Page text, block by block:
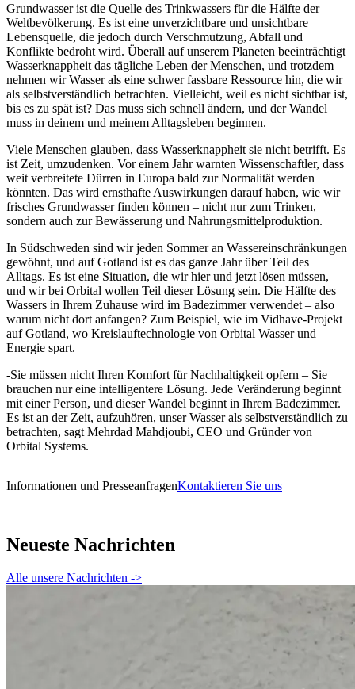
Grundwasser ist die Quelle des Trinkwassers für die Hälfte der
Weltbevölkerung. Es ist eine unverzichtbare und unsichtbare
Lebensquelle, die jedoch durch Verschmutzung, Abfall und
Konflikte bedroht wird. Überall auf unserem Planeten beeinträchtigt
Wasserknappheit das tägliche Leben der Menschen, und trotzdem
nehmen wir Wasser als eine schwer fassbare Ressource hin, die wir
als selbstverständlich betrachten. Vielleicht, weil es nicht sichtbar ist,
bis es zu spät ist? Das muss sich schnell ändern, und der Wandel
muss in deinem und meinem Alltagsleben beginnen.
Viele Menschen glauben, dass Wasserknappheit sie nicht betrifft. Es
ist Zeit, umzudenken. Vor einem Jahr warnten Wissenschaftler, dass
weit verbreitete Dürren in Europa bald zur Normalität werden
könnten. Das wird ernsthafte Auswirkungen darauf haben, wie wir
frisches Grundwasser finden können – nicht nur zum Trinken,
sondern auch zur Bewässerung und Nahrungsmittelproduktion.
In Südschweden sind wir jeden Sommer an Wassereinschränkungen
gewöhnt, und auf Gotland ist es das ganze Jahr über Teil des
Alltags. Es ist eine Situation, die wir hier und jetzt lösen müssen,
und wir bei Orbital wollen Teil dieser Lösung sein. Die Hälfte des
Wassers in Ihrem Zuhause wird im Badezimmer verwendet – also
warum nicht dort anfangen? Zum Beispiel, wie im Vidhave-Projekt
auf Gotland, wo Kreislauftechnologie von Orbital Wasser und
Energie spart.
-Sie müssen nicht Ihren Komfort für Nachhaltigkeit opfern – Sie
brauchen nur eine intelligentere Lösung. Jede Veränderung beginnt
mit einer Person, und dieser Wandel beginnt in Ihrem Badezimmer.
Es ist an der Zeit, aufzuhören, unser Wasser als selbstverständlich zu
betrachten, sagt Mehrdad Mahdjoubi, CEO und Gründer von
Orbital Systems.
Informationen und PresseanfragenKontaktieren Sie uns
Neueste Nachrichten
Alle unsere Nachrichten ->